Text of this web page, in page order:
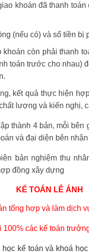
khoán đã thanh
(nếu có) và số tiền bị
còn phải thanh
toán trước cho
kết quả thực hiện
lượng và kiến nghị,
thành 4 bản, mỗi
và đại diện bên
bản nghiệm thu
đồng xây dựng
KẾ TOÁN LÊ ÁNH
tổng hợpvà làm dịch
các kế toán
kế toán và khoá